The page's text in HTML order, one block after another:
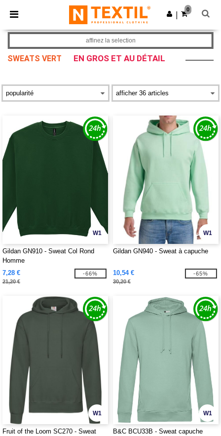
× Appli Ntextil
Meilleurs prix sur l’app !
Obtenir l'appli
0
SWEATS VERT EN GROS ET AU DÉTAIL
affinez la selection
W1
Gildan GN910 - Sweat Col Rond
Homme
7,28 €
21,20 €
-66%
W1
Gildan GN940 - Sweat à capuche
10,54 €
30,20 €
-65%
W1
Fruit of the Loom SC270 - Sweat
W1
B&C BCU33B - Sweat capuche